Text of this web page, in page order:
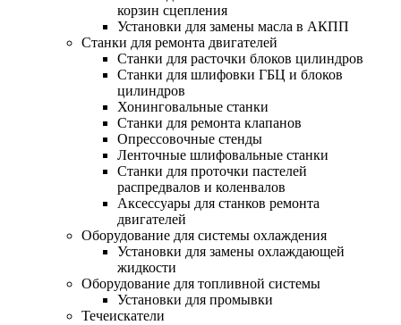
корзин сцепления
Установки для замены масла в АКПП
Станки для ремонта двигателей
Станки для расточки блоков цилиндров
Станки для шлифовки ГБЦ и блоков
цилиндров
Хонинговальные станки
Станки для ремонта клапанов
Опрессовочные стенды
Ленточные шлифовальные станки
Станки для проточки пастелей
распредвалов и коленвалов
Аксессуары для станков ремонта
двигателей
Оборудование для системы охлаждения
Установки для замены охлаждающей
жидкости
Оборудование для топливной системы
Установки для промывки
Течеискатели